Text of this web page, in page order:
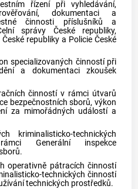
řízení při vyhledávání,
dokumentaci a
činnosti příslušníků a
správy České republiky,
republiky a Policie České
specializovaných činností při
a dokumentaci zkoušek
činností v rámci útvarů
bezpečnostních sborů, výkon
za mimořádných událostí a
kriminalisticko-technických
Generální inspekce
operativně pátracích činností
technických činností
technických prostředků.